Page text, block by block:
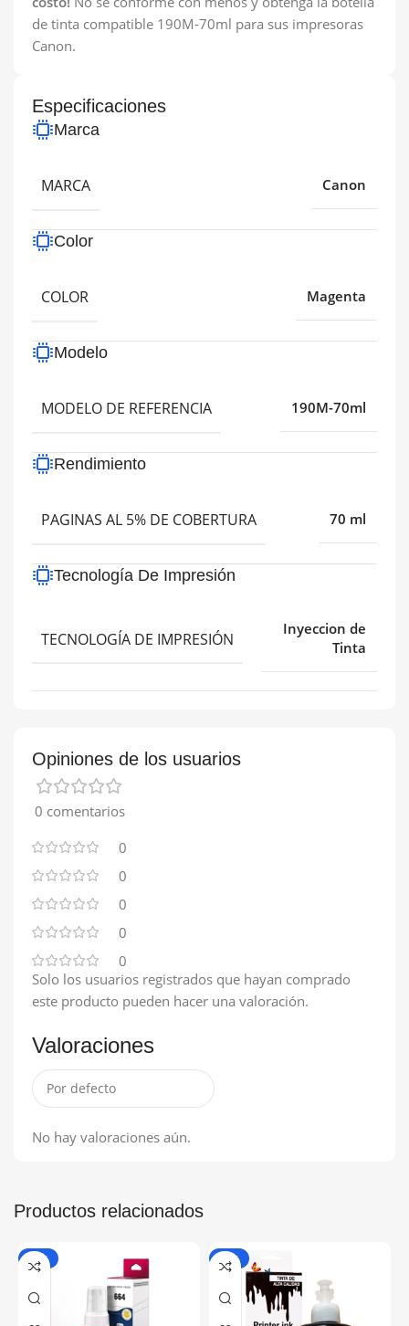
de tinta compatible 190M-70ml para sus impresoras
Canon.
Especificaciones
Marca
MARCA Canon
Color
COLOR Magenta
Modelo
MODELO DE REFERENCIA 190M-70ml
Rendimiento
PAGINAS AL 5% DE COBERTURA 70 ml
Tecnología De Impresión
TECNOLOGÍA DE IMPRESIÓN
Inyeccion de
Tinta
Opiniones de los usuarios
0 comentarios
0
0
0
0
0
Valoraciones
No hay valoraciones aún.
Solo los usuarios registrados que hayan comprado
este producto pueden hacer una valoración.
Productos relacionados
-15% -14%